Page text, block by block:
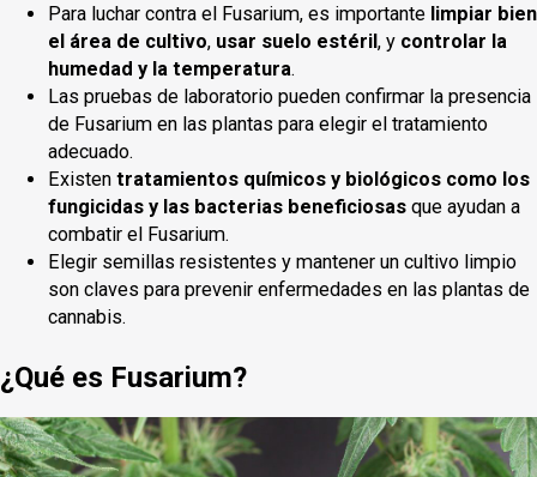
Para luchar contra el Fusarium, es importante limpiar bien
el área de cultivo, usar suelo estéril, y controlar la
humedad y la temperatura.
Las pruebas de laboratorio pueden confirmar la presencia
de Fusarium en las plantas para elegir el tratamiento
adecuado.
Existen tratamientos químicos y biológicos como los
fungicidas y las bacterias beneficiosas que ayudan a
combatir el Fusarium.
Elegir semillas resistentes y mantener un cultivo limpio
son claves para prevenir enfermedades en las plantas de
cannabis.
¿Qué es Fusarium?